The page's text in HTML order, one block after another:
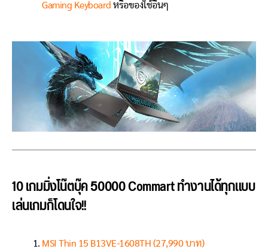
Gaming Keyboard หรือของใช้อื่นๆ
10 เกมมิ่งโน๊ตบุ๊ค 50000 Commart ทำงานได้ทุกแบบ
เล่นเกมก็โดนใจ!!
MSI Thin 15 B13VE-1608TH (27,990 บาท)